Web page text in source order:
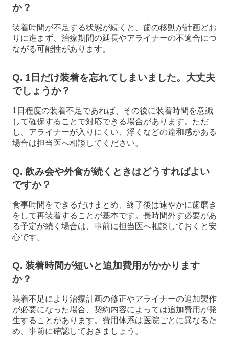
か？
装着時間が不足する状態が続くと、歯の移動が計画どお
りに進まず、治療期間の延長やアライナーの不適合につ
ながる可能性があります。
Q. 1日だけ装着を忘れてしまいました。大丈夫
でしょうか？
1日程度の装着不足であれば、その後に装着時間を意識
して確保することで対応できる場合があります。ただ
し、アライナーが入りにくい、浮くなどの違和感がある
場合は担当医へ相談してください。
Q. 飲み会や外食が続くときはどうすればよい
ですか？
食事時間をできるだけまとめ、終了後は速やかに歯磨き
をして再装着することが基本です。長時間外す必要があ
る予定が続く場合は、事前に担当医へ相談しておくと安
心です。
Q. 装着時間が短いと追加費用がかかります
か？
装着不足により治療計画の修正やアライナーの追加製作
が必要になった場合、契約内容によっては追加費用が発
生することがあります。費用体系は医院ごとに異なるた
め、事前に確認しておきましょう。